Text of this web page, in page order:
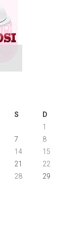
S
D
1
7
8
14
15
21
22
28
29